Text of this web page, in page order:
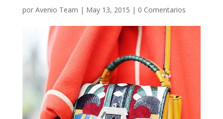
por Avenio Team | May 13, 2015 | 0 Comentarios